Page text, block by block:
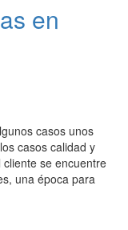
en
casos unos
casos calidad y
se encuentre
una época para